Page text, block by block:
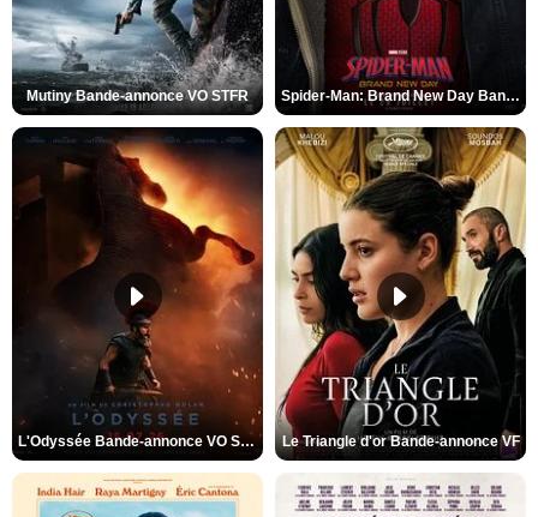
Mutiny Bande-annonce VO STFR Spider-Man: Brand New Day Bande-annonce VO STFR
L'Odyssée Bande-annonce VO STFR Le Triangle d'or Bande-annonce VF